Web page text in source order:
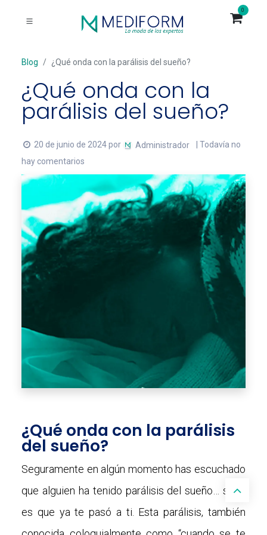
0
Blog ¿Qué onda con la parálisis del sueño?
¿Qué onda con la
parálisis del sueño?
20 de junio de 2024por Administrador
| Todavía no
hay comentarios
¿Qué onda con la parálisis
del sueño?
Seguramente en algún momento has escuchado
que alguien ha tenido parálisis del sueño… si no
es que ya te pasó a ti. Esta parálisis, también